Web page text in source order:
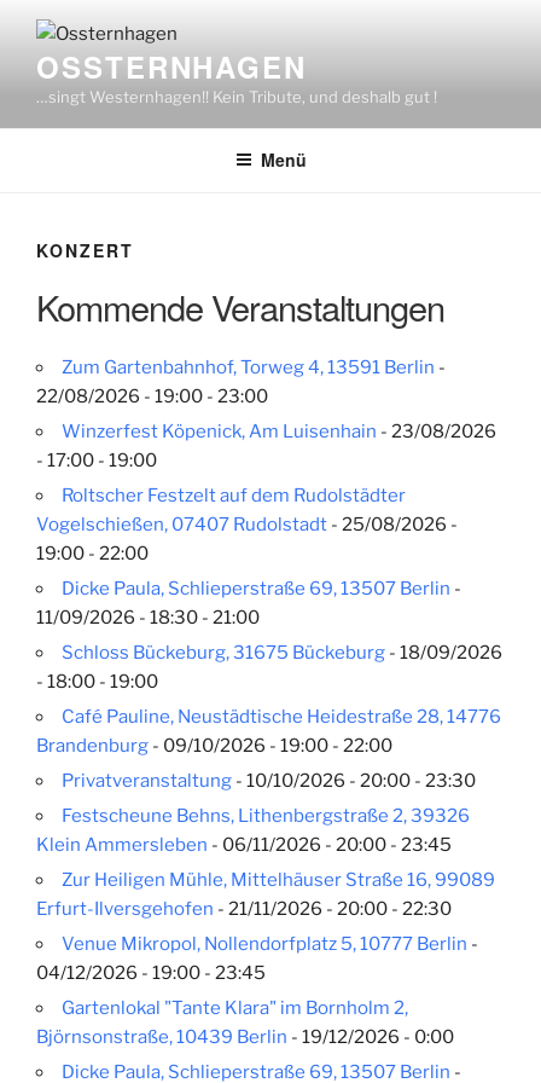
Inhalt
springenOSSTERNHAGEN
…singt Westernhagen!! Kein Tribute, und deshalb gut !
Menü
KONZERT
Kommende Veranstaltungen
Zum Gartenbahnhof, Torweg 4, 13591 Berlin -
22/08/2026 - 19:00 - 23:00
Winzerfest Köpenick, Am Luisenhain - 23/08/2026
- 17:00 - 19:00
Roltscher Festzelt auf dem Rudolstädter
Vogelschießen, 07407 Rudolstadt - 25/08/2026 -
19:00 - 22:00
Dicke Paula, Schlieperstraße 69, 13507 Berlin -
11/09/2026 - 18:30 - 21:00
Schloss Bückeburg, 31675 Bückeburg - 18/09/2026
- 18:00 - 19:00
Café Pauline, Neustädtische Heidestraße 28, 14776
Brandenburg - 09/10/2026 - 19:00 - 22:00
Privatveranstaltung - 10/10/2026 - 20:00 - 23:30
Festscheune Behns, Lithenbergstraße 2, 39326
Klein Ammersleben - 06/11/2026 - 20:00 - 23:45
Zur Heiligen Mühle, Mittelhäuser Straße 16, 99089
Erfurt-Ilversgehofen - 21/11/2026 - 20:00 - 22:30
Venue Mikropol, Nollendorfplatz 5, 10777 Berlin -
04/12/2026 - 19:00 - 23:45
Gartenlokal "Tante Klara" im Bornholm 2,
Björnsonstraße, 10439 Berlin - 19/12/2026 - 0:00
Dicke Paula, Schlieperstraße 69, 13507 Berlin -